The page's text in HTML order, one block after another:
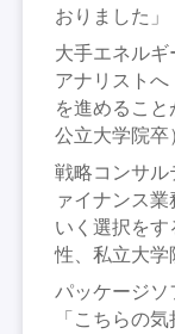
おりました」
大手エネル
アナリスト
を進めるこ
公立大学院卒
戦略コンサル
ァイナンス
いく選択を
性、私立大学
パッケージソ
「こちらの